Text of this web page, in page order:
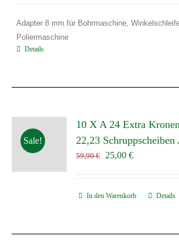
12,89 €5,00 €.
Adapter 8 mm für Bohrmaschine,
Poliermaschine
Details
Sale!
10 X A 24 Extra
22,23
59,90€
Ursprünglicher
59,90 €
25,00€Aktueller
25,00 €.
In den Warenkorb Details